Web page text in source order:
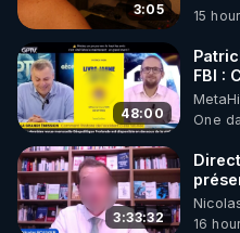
code : REGENERE10
▶ 30 jours gratuit sur
de bien-être ENVOL :
Rendez-vous sur https://
le code : REGENERE
où
moi-
"La
3:05
15
48:00
FBI :
One
3:33:32
16